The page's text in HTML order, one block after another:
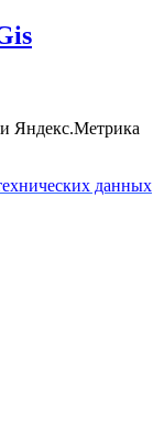
Яндекс.Метрика
данных